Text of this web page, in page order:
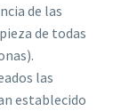
de las
de todas
las
establecido